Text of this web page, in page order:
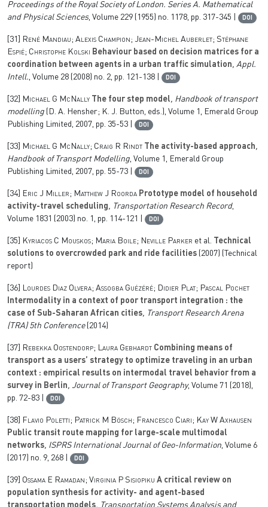
Proceedings of the Royal Society of London. Series A. Mathematical
and Physical Sciences, Volume 229 (1955) no. 1178, pp. 317-345 | DOI
[31]
René Mandiau; Alexis Champion; Jean-Michel Auberlet; Stéphane
Espié; Christophe Kolski Behaviour based on decision matrices for a
coordination between agents in a urban traffic simulation, Appl.
Intell., Volume 28 (2008) no. 2, pp. 121-138 | DOI
[32] Michael G McNally The four step model, Handbook of transport
modelling (D. A. Hensher; K. J. Button, eds.), Volume 1 , Emerald Group
Publishing Limited, 2007, pp. 35-53 |
DOI
[33] Michael G McNally; Craig R Rindt The activity-based approach,
Handbook of Transport Modelling, Volume 1 , Emerald Group
Publishing Limited, 2007, pp. 55-73 |
DOI
[34] Eric J Miller; Matthew J Roorda Prototype model of household
activity-travel scheduling, Transportation Research Record,
Volume 1831 (2003) no. 1, pp. 114-121 | DOI
[35] Kyriacos C Mouskos; Maria Boile; Neville Parker et al. Technical
solutions to overcrowded park and ride facilities (2007) (Technical
report)
[36]
Lourdes Diaz Olvera; Assogba Guézéré; Didier Plat; Pascal Pochet
Intermodality in a context of poor transport integration : the
case of Sub-Saharan African cities, Transport Research Arena
(TRA) 5th Conference(2014)
[37] Rebekka Oostendorp; Laura Gebhardt Combining means of
transport as a users’ strategy to optimize traveling in an urban
context : empirical results on intermodal travel behavior from a
survey in Berlin, Journal of Transport Geography, Volume 71 (2018),
pp. 72-83 |
DOI
[38]
Flavio Poletti; Patrick M Bösch; Francesco Ciari; Kay W Axhausen
Public transit route mapping for large-scale multimodal
networks, ISPRS International Journal of Geo-Information, Volume 6
(2017) no. 9, 268 |
DOI
[39] Ossama E Ramadan; Virginia P Sisiopiku A critical review on
population synthesis for activity- and agent-based
transportation models, Transportation Systems Analysis and